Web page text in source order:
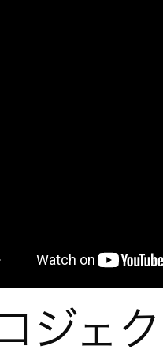
ジェ